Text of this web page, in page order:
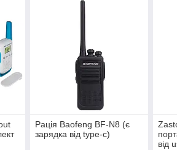
Рація Baofeng BF-N8 (є
зарядка від type-c)
від